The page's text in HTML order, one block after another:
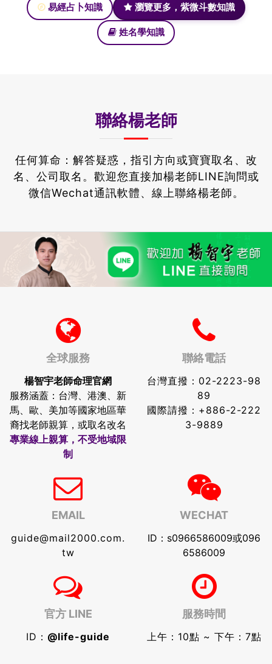
易經占卜知識 瀏覽更多，紫微斗數知識
姓名學知識
聯絡楊老師
任何算命：解答疑惑，指引方向或寶寶取名、改
名、公司取名。 歡迎您直接加楊老師LINE詢問或
微信Wechat通訊軟體、線上聯絡楊老師。
全球服務
楊智宇老師命理官網
服務涵蓋：台灣、港澳、新
馬、歐、美加等國家地區華
裔找老師親算，或取名改名
專業線上親算，不受地域限
制
聯絡電話
台灣直撥： 02-2223-98
89
國際請撥： +886-2-222
3-9889
EMAIL
guide@mail2000.com.
tw
WECHAT
ID：s0966586009或096
6586009
官方 LINE
ID： @life-guide
服務時間
上午：10點 ~ 下午：7點